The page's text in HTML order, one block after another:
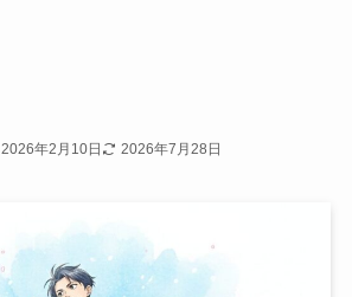
2026年2月10日 2026年7月28日